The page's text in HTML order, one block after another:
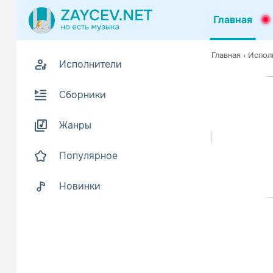
Главная
Исполнители
Сборники
Жанры
Популярное
Новинки
Главная ›
Этот